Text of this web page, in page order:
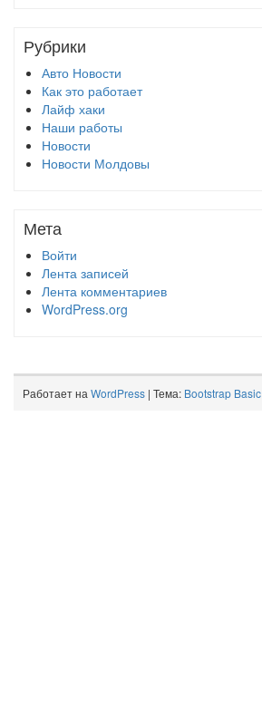
Рубрики
Авто Новости
Как это работает
Лайф хаки
Наши работы
Новости
Новости Молдовы
Мета
Войти
Лента записей
Лента комментариев
WordPress.org
Работает на WordPress | Тема: Bootstrap Basic